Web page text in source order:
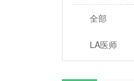
全部
LA医师